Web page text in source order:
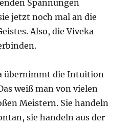
Spannungen
jetzt noch mal an die
Also, die Viveka
übernimmt die Intuition
weiß man von vielen
Meistern. Sie handeln
sie handeln aus der